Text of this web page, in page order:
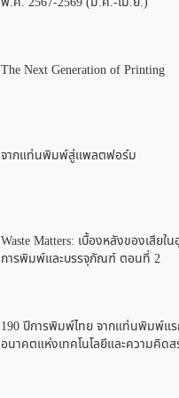
The Next Generation of Printing
จากแท่นพิมพ์สู่แพลตฟอร์ม
Waste Matters: เบื้องหลังของเสียใ
การพิมพ์และบรรจุภัณฑ์ ตอนที่ 2
190 ปีการพิมพ์ไทย จากแท่นพิมพ์แ
อนาคตแห่งเทคโนโลยีและความคิด